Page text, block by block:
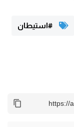
#استيطان